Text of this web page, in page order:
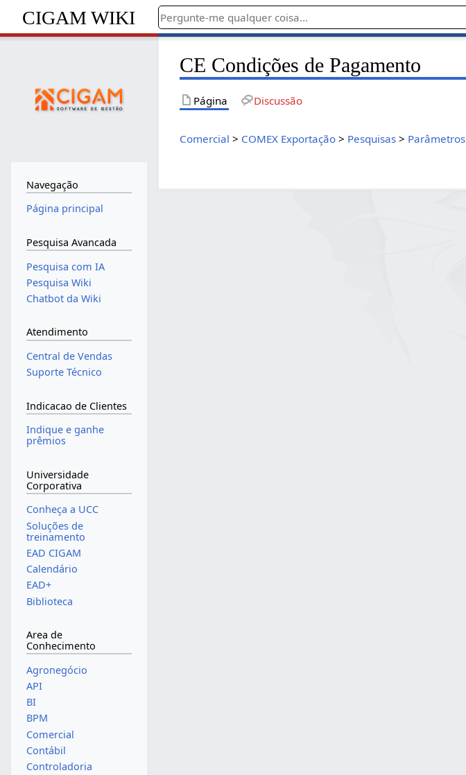
CIGAM WIKI
CE Condições de Pagamento
Página Discussão
Comercial > COMEX Exportação > Pesquisas > Parâmetros
Navegação
Página principal
Pesquisa Avancada
Pesquisa com IA
Pesquisa Wiki
Chatbot da Wiki
Atendimento
Central de Vendas
Suporte Técnico
Indicacao de Clientes
Indique e ganhe
prêmios
Universidade
Corporativa
Conheça a UCC
Soluções de
treinamento
EAD CIGAM
Calendário
EAD+
Biblioteca
Area de
Conhecimento
Agronegócio
API
BI
BPM
Comercial
Contábil
Controladoria